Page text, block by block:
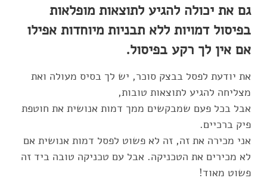
גם את יכולה להגיע לתוצאות מופלאות
בפיסול דמויות ללא תבניות מיוחדות אפילו
אם אין לך רקע בפיסול.
את יודעת לפסל בבצק סוכר, יש לך בסיס מעולה ואת
אבל בכל פעם שמבקשים ממך דמות אנושית את חוטפת
אני מכירה את זה, זה לא פשוט לפסל דמות אנושית אם
לא מכירים את הטכניקה. אבל עם טכניקה טובה ביד זה